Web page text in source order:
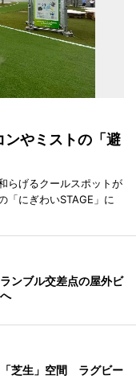
ンやミストの「避
らげるクールスポットが
「にぎわいSTAGE」に
ンブル交差点の屋外ビ
芝生」空間 ラグビー